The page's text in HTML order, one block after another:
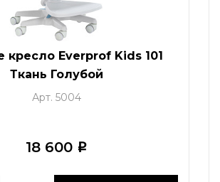
кресло Everprof Kids 101
Ткань Голубой
Арт. 5004
18 600 i